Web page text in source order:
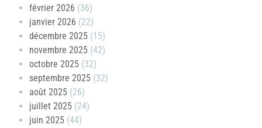
février 2026 (36)
janvier 2026 (22)
décembre 2025 (15)
novembre 2025 (42)
octobre 2025 (32)
septembre 2025 (32)
août 2025 (26)
juillet 2025 (24)
juin 2025 (44)